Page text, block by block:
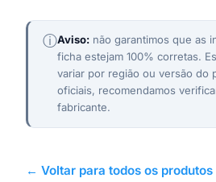
ⓘAviso:não garantimos que as
ficha estejam 100% corretas.
variar por região ou versão do
oficiais, recomendamos
fabricante.
← Voltar para todos os produtos